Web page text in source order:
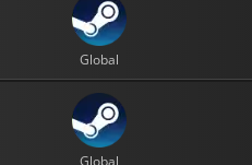
Global